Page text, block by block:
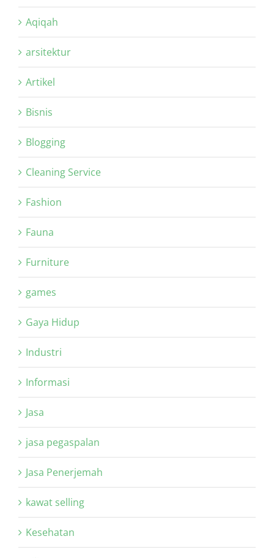
Aqiqah
arsitektur
Artikel
Bisnis
Blogging
Cleaning Service
Fashion
Fauna
Furniture
games
Gaya Hidup
Industri
Informasi
Jasa
jasa pegaspalan
Jasa Penerjemah
kawat selling
Kesehatan